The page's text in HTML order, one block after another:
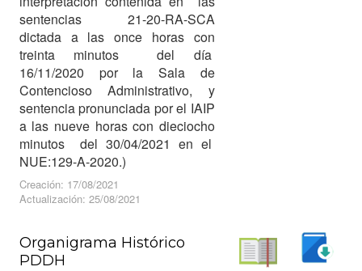
sentencias 21-20-RA-SCA
dictada a las once horas con
treinta minutos del día
16/11/2020 por la Sala de
Contencioso Administrativo, y
sentencia pronunciada por el IAIP
a las nueve horas con dieciocho
minutos del 30/04/2021 en el
NUE:129-A-2020.)
Creación: 17/08/2021
Actualización: 25/08/2021
Organigrama Histórico
PDDH